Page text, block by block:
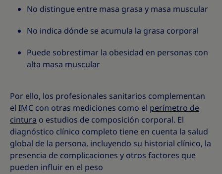
No distingue entre masa grasa y masa muscular
No indica dónde se acumula la grasa corporal
Puede sobrestimar la obesidad en personas con
alta masa muscular
Por ello, los profesionales sanitarios complementan
el IMC con otras mediciones como el perímetro de
cintura o estudios de composición corporal. El
diagnóstico clínico completo tiene en cuenta la salud
global de la persona, incluyendo su historial clínico, la
presencia de complicaciones y otros factores que
pueden influir en el peso